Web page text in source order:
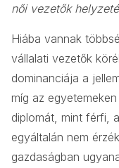
női vezetők
Hiába vannak
vállalati vezetők
dominanciája a
míg az
diplomát, mint férfi,
egyáltalán nem
gazdaságban